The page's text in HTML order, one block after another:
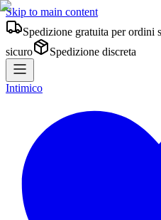
Skip to main content
Spedizione gratuita per ordini
sicuro
Spedizione discreta
Intimico